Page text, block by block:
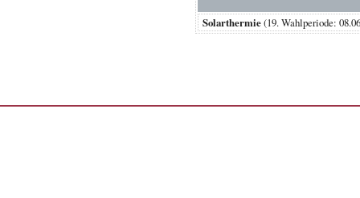
Solarthermie(19. Wahlperiode: